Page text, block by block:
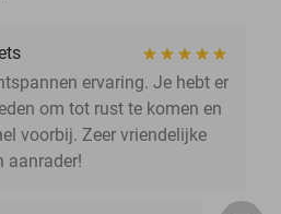
ervaring. Je hebt er
om tot rust te komen en
voorbij. Zeer vriendelijke
aanrader!